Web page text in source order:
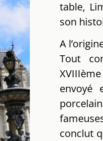
table,
son
A
Tout
envoyé
conclut